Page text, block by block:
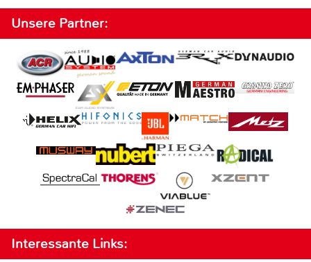
Unsere Partner:
Interessante Links: